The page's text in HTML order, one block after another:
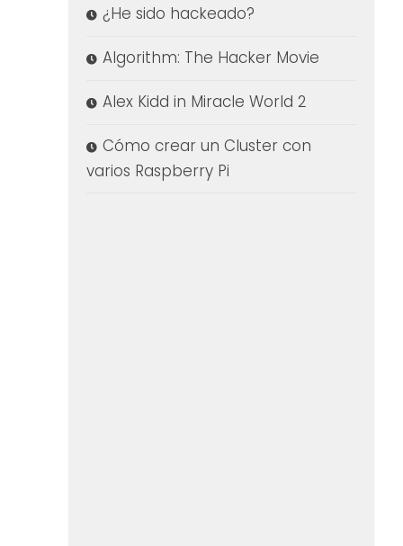
¿He sido hackeado?
Algorithm: The Hacker Movie
Alex Kidd in Miracle World 2
Cómo crear un Cluster con
varios Raspberry Pi